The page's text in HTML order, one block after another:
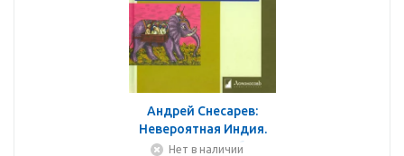
Андрей Снесарев:
Невероятная Индия.
Религия, касты, обычаи
Нет в наличии